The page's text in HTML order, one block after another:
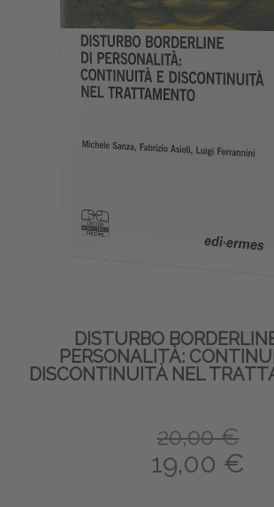
DISTURBO
PERSONALITÀ:
DISCONTINUITÀ NEL
20,00 €
19,00 €